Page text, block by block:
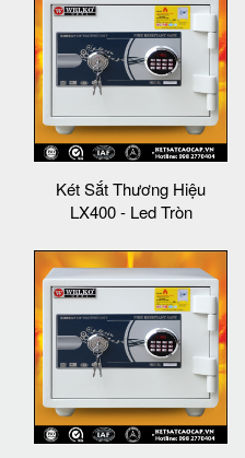
Két Sắt Thương Hiệu
LX400 - Led Tròn